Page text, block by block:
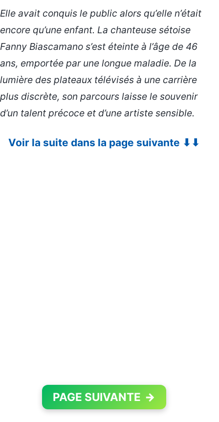
Elle avait conquis le public alors qu’elle n’était
encore qu’une enfant. La chanteuse sétoise
Fanny Biascamano s’est éteinte à l’âge de 46
ans, emportée par une longue maladie. De la
lumière des plateaux télévisés à une carrière
plus discrète, son parcours laisse le souvenir
d’un talent précoce et d’une artiste sensible.
Voir la suite dans la page suivante ⬇⬇
PAGE SUIVANTE →